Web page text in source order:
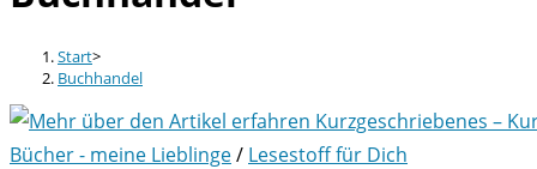
Start>
Buchhandel
Bücher - meine Lieblinge/ Lesestoff für Dich